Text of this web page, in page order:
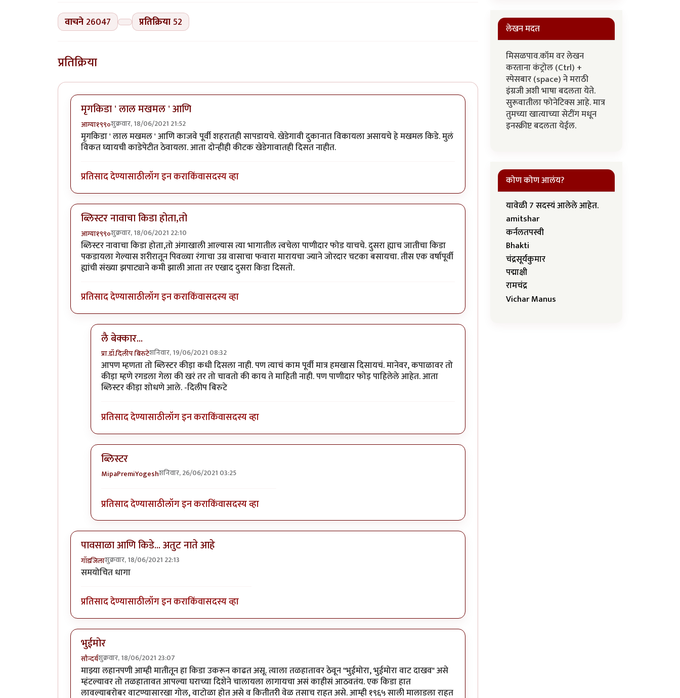
वाचने 26047 प्रतिक्रिया52
प्रतिक्रिया
मृगकिडा ' लाल मखमल ' आणि
आग्या१९९०शुक्रवार, 18/06/2021 21:52
मृगकिडा ' लाल मखमल ' आणि काजवे पूर्वी शहरातही सापडायचे. खेडेगावी दुकानात विकायला असायचे हे मखमल किडे. मुलं
विकत घ्यायची काडेपेटीत ठेवायला. आता दोन्हीही कीटक खेडेगावातही दिसत नाहीत.
प्रतिसाद देण्यासाठीलॉग इन कराकिंवासदस्य व्हा
ब्लिस्टर नावाचा किडा होता,तो
आग्या१९९०शुक्रवार, 18/06/2021 22:10
ब्लिस्टर नावाचा किडा होता,तो अंगाखाली आल्यास त्या भागातील त्वचेला पाणीदार फोड याचचे. दुसरा ह्याच जातीचा किडा
पकडायला गेल्यास शरीरातून पिवळ्या रंगाचा उग्र वासाचा फवारा मारायचा ज्याने जोरदार चटका बसायचा. तीस एक वर्षापूर्वी
ह्यांची संख्या झपाट्याने कमी झाली आता तर एखाद दुसरा किडा दिसतो.
प्रतिसाद देण्यासाठीलॉग इन कराकिंवासदस्य व्हा
लै बेक्कार...
प्रा.डॉ.दिलीप बिरुटेशनिवार, 19/06/2021 08:32
In reply toब्लिस्टर नावाचा किडा होता,तोbyआग्या१९९०
आपण म्हणता तो ब्लिस्टर कीड़ा कधी दिसला नाही. पण त्याचं काम पूर्वी मात्र हमखास दिसायचं. मानेवर, कपाळावर तो
कीड़ा म्हणे रगडला गेला की खरं तर तो चावतो की काय ते माहिती नाही. पण पाणीदार फोड़ पाहिलेले आहेत. आता
ब्लिस्टर कीड़ा शोधणे आले. -दिलीप बिरुटे
प्रतिसाद देण्यासाठीलॉग इन कराकिंवासदस्य व्हा
ब्लिस्टर
MipaPremiYogeshशनिवार, 26/06/2021 03:25
प्रतिसाद देण्यासाठीलॉग इन कराकिंवासदस्य व्हा
पावसाळा आणि किडे... अतुट नाते आहे
गॉडजिलाशुक्रवार, 18/06/2021 22:13
समयोचित धागा
प्रतिसाद देण्यासाठीलॉग इन कराकिंवासदस्य व्हा
भुईमोर
सौन्दर्यशुक्रवार, 18/06/2021 23:07
माझ्या लहानपणी आम्ही मातीतून हा किडा उकरून काढत असू. त्याला तळहातावर ठेवून "भुईमोरा, भुईमोरा वाट दाखव" असे
म्हंटल्यावर तो तळहातावत आपल्या घराच्या दिशेने चालायला लागायचा असं काहीसं आठवतंय. एक किडा हात
लावल्याबरोबर वाटण्यासारखा गोल, वाटोळा होत असे व कितीतरी वेळ तसाच राहत असे. आम्ही १९६५ साली मालाडला राहत
लेखन मदत
मिसळपाव.कॉम वर लेखन
करताना कंट्रोल (Ctrl) +
स्पेसबार (space) ने मराठी
इंग्रजी अशी भाषा बदलता येते.
सुरूवातीला फोनेटिक्स आहे. मात्र
तुमच्या खात्याच्या सेटींग मधून
इनस्क्रीप्ट बदलता येईल.
कोण कोण आलंय?
यावेळी 7 सदस्यं आलेले आहेत.
amitshar
कर्नलतपस्वी
Bhakti
चंद्रसूर्यकुमार
पद्माक्षी
रामचंद्र
Vichar Manus